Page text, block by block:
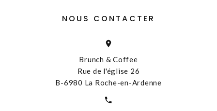
NOUS CONTACTER
Brunch & Coffee
Rue de l'église 26
B-6980 La Roche-en-Ardenne